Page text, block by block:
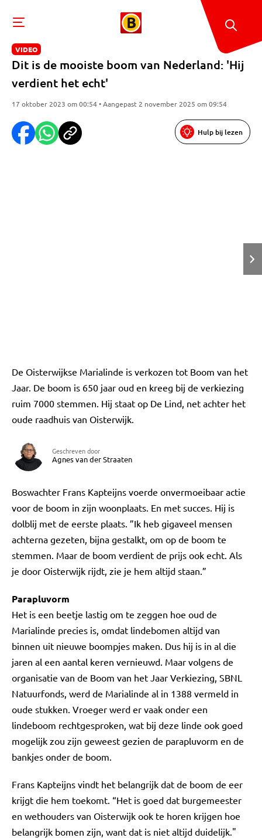
VIDEO
Dit is de mooiste boom van Nederland: 'Hij
verdient het echt'
17 oktober 2023 om 00:54 • Aangepast 2 november 2025 om 09:54
Hulp bij lezen
De Oisterwijkse Marialinde is verkozen tot Boom van het
Jaar. De boom is 650 jaar oud en kreeg bij de verkiezing
ruim 7000 stemmen. Hij staat op De Lind, net achter het
oude raadhuis van Oisterwijk.
Geschreven door
Agnes van der Straaten
Boswachter Frans Kapteijns voerde onvermoeibaar actie
voor de boom in zijn woonplaats. En met succes. Hij is
dolblij met de eerste plaats. ”Ik heb gigaveel mensen
achterna gezeten, bijna gestalkt, om op de boom te
stemmen. Maar de boom verdient de prijs ook echt. Als
je door Oisterwijk rijdt, zie je hem altijd staan.”
Parapluvorm
Het is een beetje lastig om te zeggen hoe oud de
Marialinde precies is, omdat lindebomen altijd van
binnen uit nieuwe boompjes maken. Dus hij is in al die
jaren al een aantal keren vernieuwd. Maar volgens de
organisatie van de Boom van het Jaar Verkiezing, SBNL
Natuurfonds, werd de Marialinde al in 1388 vermeld in
oude stukken. Vroeger werd er vaak onder een
lindeboom rechtgesproken, wat bij deze linde ook goed
mogelijk zou zijn geweest gezien de parapluvorm en de
bankjes onder de boom.
Frans Kapteijns vindt het belangrijk dat de boom de eer
krijgt die hem toekomt. “Het is goed dat burgemeester
en wethouders van Oisterwijk ook te horen krijgen hoe
belangrijk bomen zijn, want dat is niet altijd duidelijk."